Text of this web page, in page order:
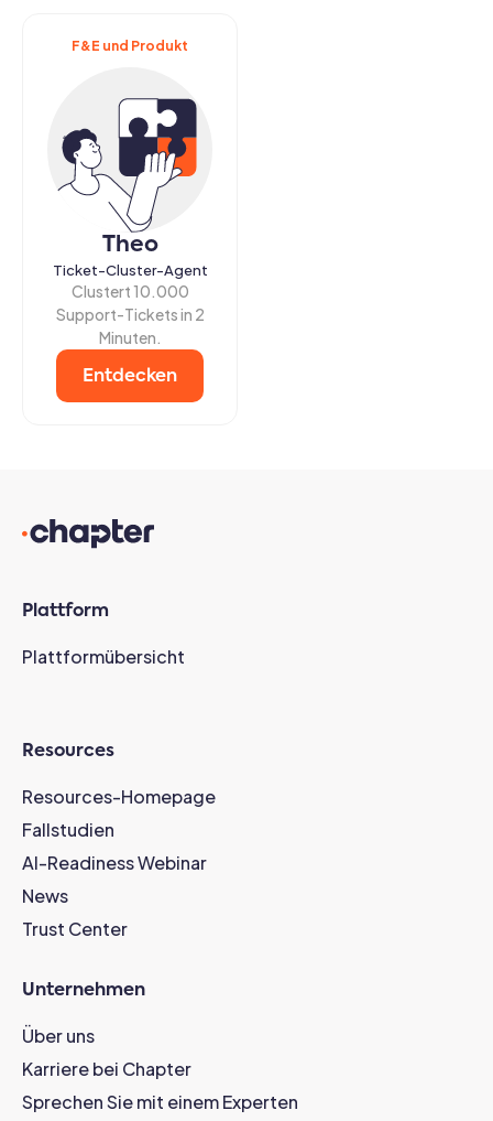
F&E und Produkt
Theo
Ticket-Cluster-Agent
Clustert 10.000
Support-Tickets in 2
Minuten.
Entdecken
Plattform
Plattformübersicht
Resources
Resources-Homepage
Fallstudien
AI-Readiness Webinar
News
Trust Center
Unternehmen
Über uns
Karriere bei Chapter
Sprechen Sie mit einem Experten